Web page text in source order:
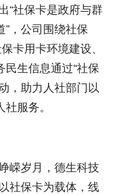
“社保卡是政府与群
，公司围绕社保
卡用卡环境建设、
生信息通过“社保
，助力人社部门以
服务。
嵘岁月，德生科技
社保卡为载体，线